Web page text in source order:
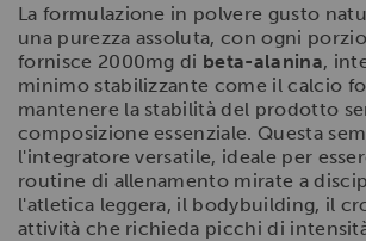
La formulazione in polvere gusto
una purezza assoluta, con ogni
fornisce 2000mg di beta-alanina,
minimo stabilizzante come il calcio
mantenere la stabilità del prodotto
composizione essenziale. Questa
l'integratore versatile, ideale per
routine di allenamento mirate a
l'atletica leggera, il bodybuilding, il
attività che richieda picchi di